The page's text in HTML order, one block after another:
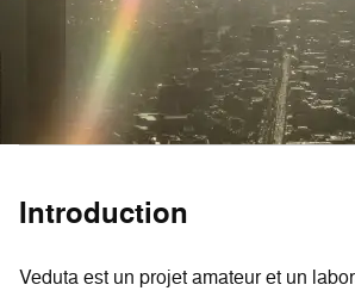
Introduction
Veduta est un projet amateur et un